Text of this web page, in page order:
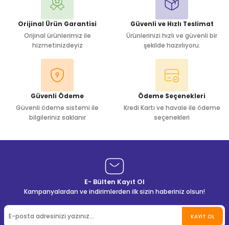
Orijinal Ürün Garantisi
Orijinal ürünlerimiz ile
hizmetinizdeyiz
Güvenli ve Hızlı Teslimat
Ürünlerinizi hızlı ve güvenli bir
şekilde hazırlıyoru.
Güvenli Ödeme
Güvenli ödeme sistemi ile
bilgileriniz saklanır
Ödeme Seçenekleri
Kredi Kartı ve havale ile ödeme
seçenekleri
E- Bülten Kayıt Ol
Kampanyalardan ve indirimlerden ilk sizin haberiniz olsun!
KAYIT OL